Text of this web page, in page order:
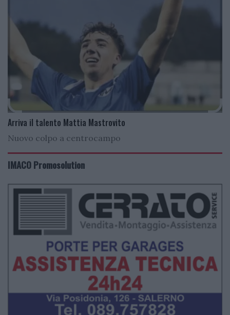
Arriva il talento Mattia Mastrovito
Nuovo colpo a centrocampo
IMACO Promosolution